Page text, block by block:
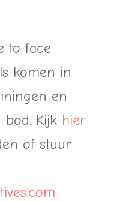
to face
komen in
en
bod. Kijk hier
of stuur